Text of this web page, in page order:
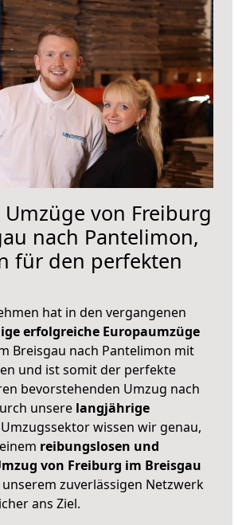
von Freiburg
nach Pantelimon,
für den perfekten
hat in den vergangenen
erfolgreiche Europaumzüge
Breisgau nach Pantelimon mit
und ist somit der perfekte
bevorstehenden Umzug nach
unsere langjährige
wissen wir genau,
reibungslosen und
von Freiburg im Breisgau
zuverlässigen Netzwerk
ans Ziel.